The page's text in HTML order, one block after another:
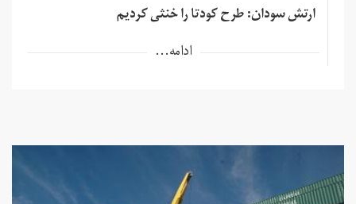
ارتش سودان: طرح کودتا را خنثی کردیم
ادامه...